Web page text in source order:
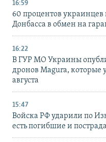
16:59
60 процентов
Донбасса в обмен на
16:22
В ГУР МО Украины
дронов Magura, которые
августа
15:47
Войска РФ ударили по
есть погибшие и